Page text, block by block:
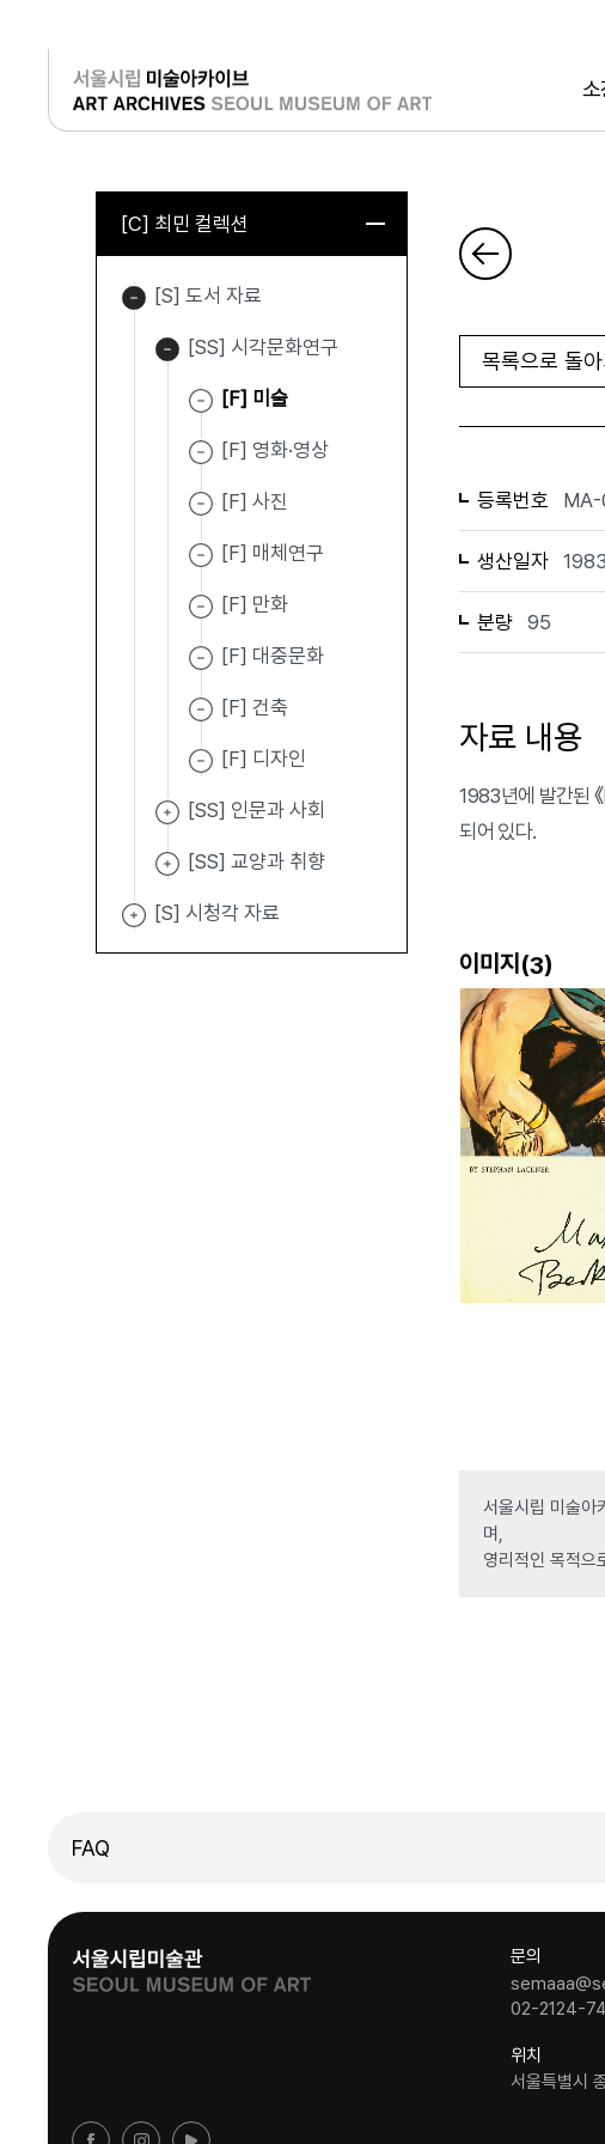
소
로그인
[C] 최민 컬렉션
[S] 도서 자료
[SS] 시각문화연구
[F] 미술
[F] 영화·영상
[F] 사진
[F] 매체연구
[F] 만화
[F] 대중문화
[F] 건축
[F] 디자인
[SS] 인문과 사회
[SS] 교양과 취향
[S] 시청각 자료
목록으로 돌아
등록번호
생산일자 1983
분량 95
자료 내용
1983년에 발간된
되어 있다.
이미지(3)
서울시립 미술아
며,
영리적인 목적으
FAQ
문의
02-2124-
위치
서울특별시